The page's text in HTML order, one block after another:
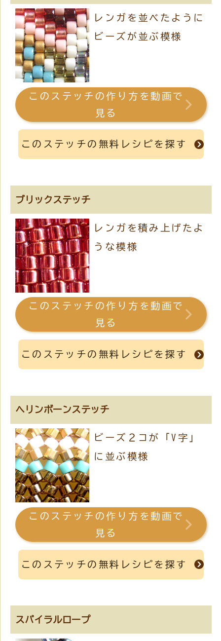
レンガを並べたように
ビーズが並ぶ模様
このステッチの作り方を動画で
見る
このステッチの無料レシピを探す
ブリックステッチ
レンガを積み上げたよ
うな模様
このステッチの作り方を動画で
見る
このステッチの無料レシピを探す
ヘリンボーンステッチ
ビーズ２コが「V字」
に並ぶ模様
このステッチの作り方を動画で
見る
このステッチの無料レシピを探す
スパイラルロープ